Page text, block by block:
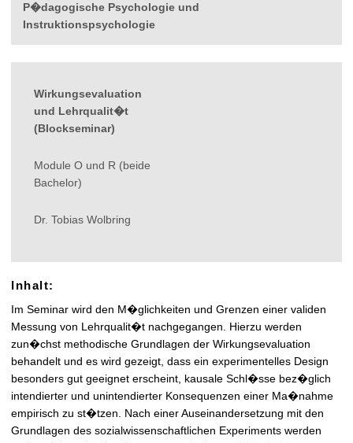
u
f
e
n
P�dagogische Psychologie und
Instruktionspsychologie
Wirkungsevaluation
und Lehrqualit�t
(Blockseminar)
Module O und R (beide
Bachelor)
Dr. Tobias Wolbring
Inhalt:
Im Seminar wird den M�glichkeiten und Grenzen einer validen
Messung von Lehrqualit�t nachgegangen. Hierzu werden
zun�chst methodische Grundlagen der Wirkungsevaluation
behandelt und es wird gezeigt, dass ein experimentelles Design
besonders gut geeignet erscheint, kausale Schl�sse bez�glich
intendierter und unintendierter Konsequenzen einer Ma�nahme
empirisch zu st�tzen. Nach einer Auseinandersetzung mit den
Grundlagen des sozialwissenschaftlichen Experiments werden